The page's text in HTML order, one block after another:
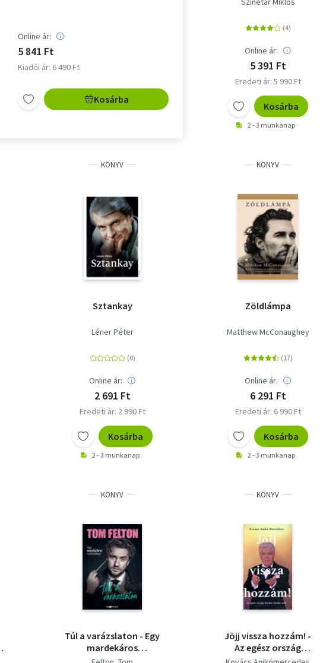
Online ár:
5 841 Ft
Kiadói ár: 6 490 Ft
Kosárba
Online ár:
5 391 Ft
Eredeti ár: 5 990 Ft
Kosárba
2 - 3 munkanap
KÖNYV
Sztankay
Léner Péter
Online ár:
2 691 Ft
Eredeti ár: 2 990 Ft
Kosárba
2 - 3 munkanap
KÖNYV
Zöldlámpa
Matthew McConaughey
Online ár:
6 291 Ft
Eredeti ár: 6 990 Ft
Kosárba
2 - 3 munkanap
KÖNYV
Túl a varázslaton - Egy
mardekáros
vallomásai
KÖNYV
Jöjj vissza hozzám! -
Az egész ország
Kovács Józsija volt!